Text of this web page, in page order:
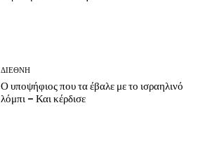
ΔΙΕΘΝΗ
Ο υποψήφιος που τα έβαλε με το ισραηλινό
λόμπι – Και κέρδισε